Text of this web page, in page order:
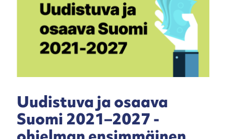
Uudistuva ja osaava
Suomi 2021–2027 -